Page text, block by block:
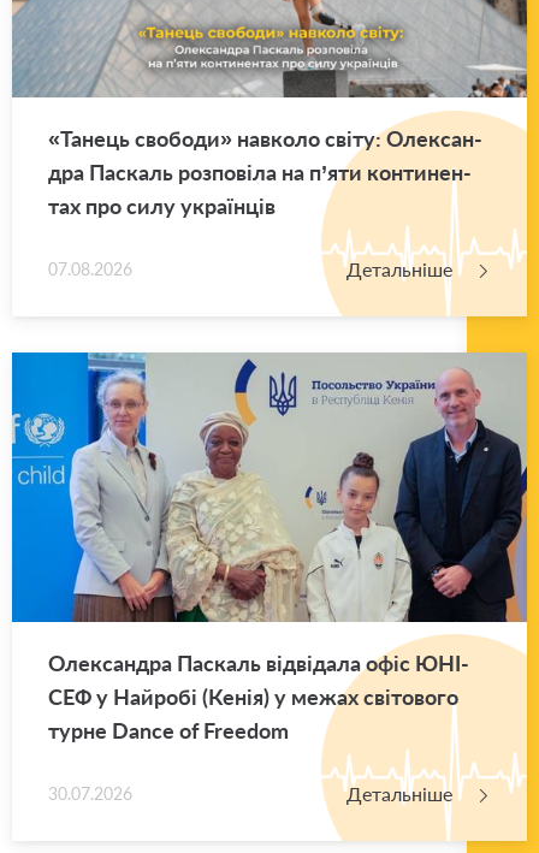
«Та­нець сво­бо­ди» нав­ко­ло світу: Оле­ксан­
дра Па­скаль роз­по­ві­ла на п’яти кон­ти­нен­
тах про силу укра­їн­ців
07.08.2026 Детальніше
Оле­ксан­дра Па­скаль від­ві­да­ла офіс ЮНІ­
СЕФ у Най­ро­бі (Кенія) у межах сві­то­во­го
турне Dance of Freedom
30.07.2026 Детальніше